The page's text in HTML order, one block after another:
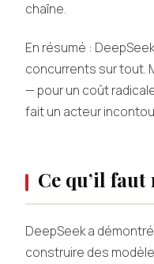
chaîne.
En résumé :
concurrents sur tout.
— pour un coût
fait un acteur
Ce qu’il
DeepSeek a
construire des